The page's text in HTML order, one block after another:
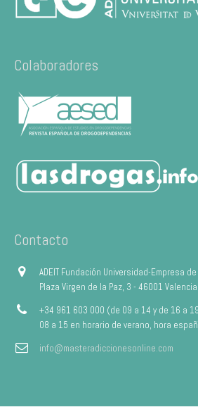
Colaboradores
Contacto
ADEIT Fundación Universidad-Empresa
Plaza Virgen de la Paz, 3 - 46001
+34 961 603 000 (de 09 a 14 y de 16 a
08 a 15 en horario de verano, hora
info@masteradiccionesonline.com